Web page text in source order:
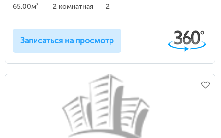
65.00м2 2 комнатная 2
Записаться на просмотр